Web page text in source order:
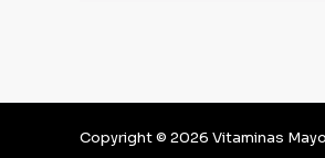
Copyright © 2026 Vitaminas